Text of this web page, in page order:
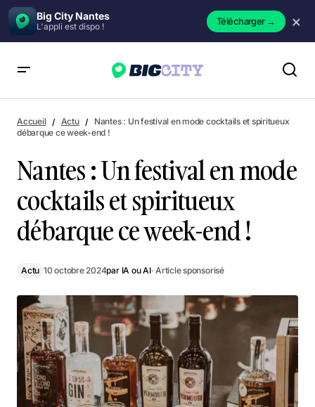
Big City Nantes
L'appli est dispo ! Télécharger→ ×
ce week-end !
Accueil Actu
Nantes : Un festival en mode cocktails et spiritueux
débarque ce week-end !
Nantes : Un festival en mode
cocktails et spiritueux
débarque ce week-end !
Actu 10 octobre 2024par IA ou AI· Article sponsorisé